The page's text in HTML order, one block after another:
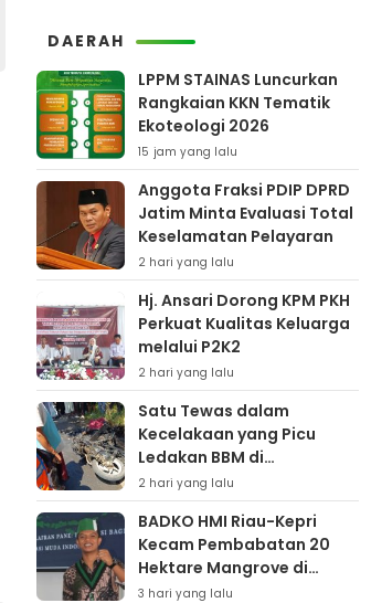
DAERAH
LPPM STAINAS Luncurkan
Rangkaian KKN Tematik
Ekoteologi 2026
15 jam yang lalu
Anggota Fraksi PDIP DPRD
Jatim Minta Evaluasi Total
Keselamatan Pelayaran
2 hari yang lalu
Hj. Ansari Dorong KPM PKH
Perkuat Kualitas Keluarga
melalui P2K2
2 hari yang lalu
Satu Tewas dalam
Kecelakaan yang Picu
Ledakan BBM di
Pamekasan
2 hari yang lalu
BADKO HMI Riau-Kepri
Kecam Pembabatan 20
Hektare Mangrove di
Bengkalis
3 hari yang lalu